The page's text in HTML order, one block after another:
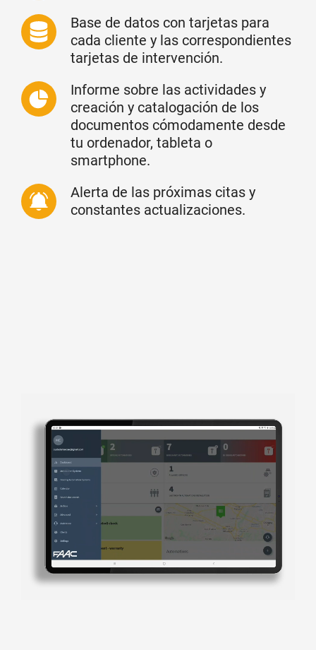
Base de datos con tarjetas para
cada cliente y las correspondientes
tarjetas de intervención.
Informe sobre las actividades y
creación y catalogación de los
documentos cómodamente desde
tu ordenador, tableta o
smartphone.
Alerta de las próximas citas y
constantes actualizaciones.